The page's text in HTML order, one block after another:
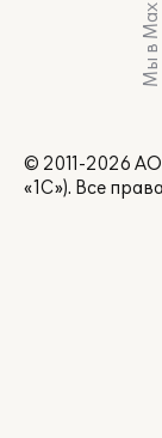
Мы в Max
© 2011-2026
«1С»). Все